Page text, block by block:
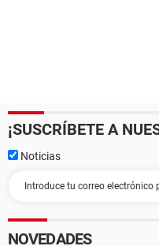
¡SUSCRÍBETE A
Noticias
NOVEDADES